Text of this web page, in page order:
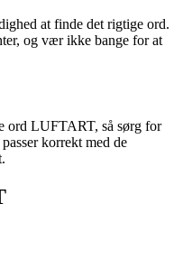
at finde det rigtige ord.
og vær ikke bange for at
ord LUFTART, så sørg for
korrekt med de